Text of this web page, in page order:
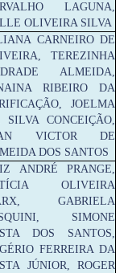
LAGUNA,
OLIVEIRA SILVA
CARNEIRO DE
TEREZINHA
ALMEIDA,
RIBEIRO DA
JOELMA
SILVA CONCEIÇÃO,
VICTOR DE
DOS SANTOS
ANDRÉ PRANGE,
OLIVEIRA
GABRIELA
SIMONE
DOS SANTOS,
FERREIRA DA
JÚNIOR, ROGER